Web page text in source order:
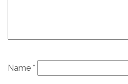
Name *